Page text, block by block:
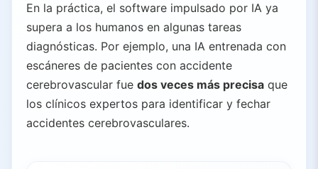
En la práctica, el software impulsado por IA ya
supera a los humanos en algunas tareas
diagnósticas. Por ejemplo, una IA entrenada con
escáneres de pacientes con accidente
cerebrovascular fue dos veces más precisa que
los clínicos expertos para identificar y fechar
accidentes cerebrovasculares.